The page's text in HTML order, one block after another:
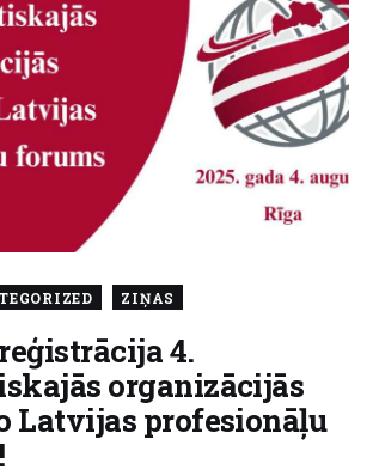
ZIŅAS
4.
organizācijās
Latvijas profesionāļu